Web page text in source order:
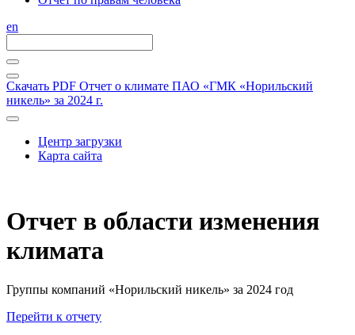
en
Скачать PDF Отчет о климате ПАО «ГМК «Норильский
никель» за 2024 г.
Центр загрузки
Карта сайта
Отчет в области изменения
климата
Группы компаний «Норильский никель» за 2024 год
Перейти к отчету